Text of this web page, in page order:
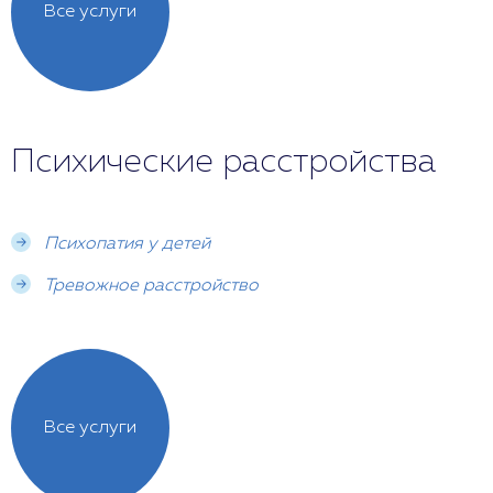
Все услуги
Психические расстройства
Психопатия у детей
Тревожное расстройство
Все услуги